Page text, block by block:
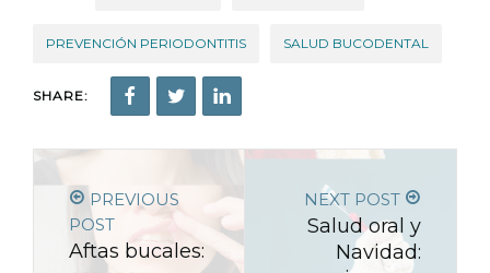
PREVENCIÓN PERIODONTITIS SALUD BUCODENTAL
SHARE:
PREVIOUS
POST
Aftas bucales:
NEXT POST
Salud oral y
Navidad: